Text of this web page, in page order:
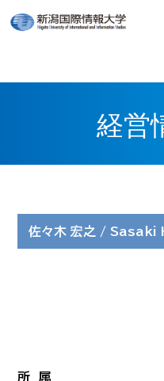
経営
佐々木 宏之 /
所 属